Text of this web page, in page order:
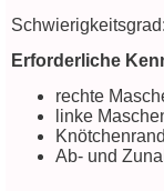
Erforderliche
rechte
linke
Knötchenrand
Ab- und